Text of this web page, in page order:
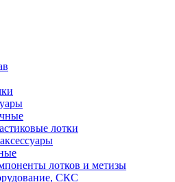
лотки
лотков и метизы
СКС